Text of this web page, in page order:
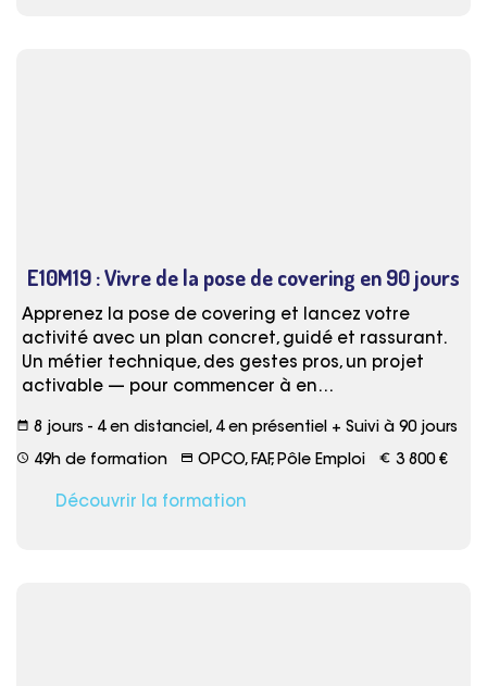
E10M19 : Vivre de la pose de covering en 90 jours
Apprenez la pose de covering et lancez votre
activité avec un plan concret, guidé et rassurant.
Un métier technique, des gestes pros, un projet
activable — pour commencer à en…
date_range 8 jours - 4 en distanciel, 4 en présentiel + Suivi à 90 jours
schedule 49h de formation credit_card OPCO, FAF, Pôle Emploi euro_symbol 3 800 €
Découvrir la formation